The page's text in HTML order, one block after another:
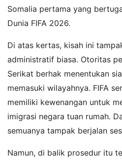
Somalia pertama yang
Dunia FIFA 2026.
Di atas kertas, kisah ini
administratif biasa. Otoritas
Serikat berhak menentukan
memasuki wilayahnya. FIFA
memiliki kewenangan untuk
imigrasi negara tuan rumah.
semuanya tampak berjalan
Namun, di balik prosedur itu